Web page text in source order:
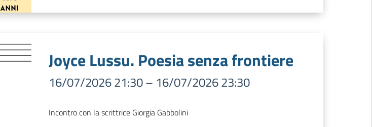
Joyce Lussu. Poesia senza frontiere
16/07/2026 21:30– 16/07/2026 23:30
Incontro con la scrittrice Giorgia Gabbolini